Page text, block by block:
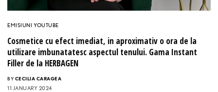
EMISIUNI YOUTUBE
Cosmetice cu efect imediat, in aproximativ o ora de la
utilizare imbunatatesc aspectul tenului. Gama Instant
Filler de la HERBAGEN
BY CECILIA CARAGEA
11 JANUARY 2024